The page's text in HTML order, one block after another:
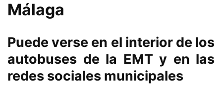
Málaga
Puede verse en el interior de los
autobuses de la EMT y en las
redes sociales municipales